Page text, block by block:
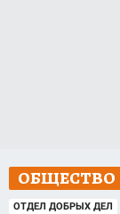
ОБЩЕСТВО
ОТДЕЛ ДОБРЫХ ДЕЛ